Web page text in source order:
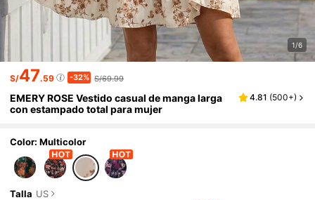
1/6
S/47.59 -32% S/69.99
EMERY ROSE Vestido casual de manga larga
con estampado total para mujer
4.81 (500+)
Color: Multicolor
Talla US